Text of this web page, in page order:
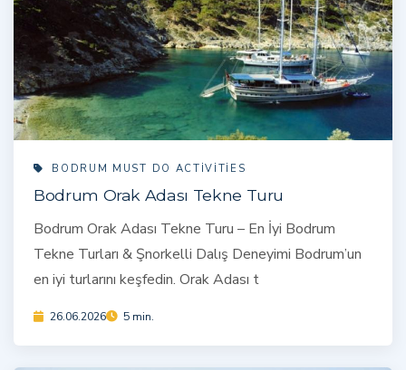
BODRUM MUST DO ACTIVITIES
Bodrum Orak Adası Tekne Turu
Bodrum Orak Adası Tekne Turu – En İyi Bodrum
Tekne Turları & Şnorkelli Dalış Deneyimi Bodrum’un
en iyi turlarını keşfedin. Orak Adası t
26.06.2026 5 min.